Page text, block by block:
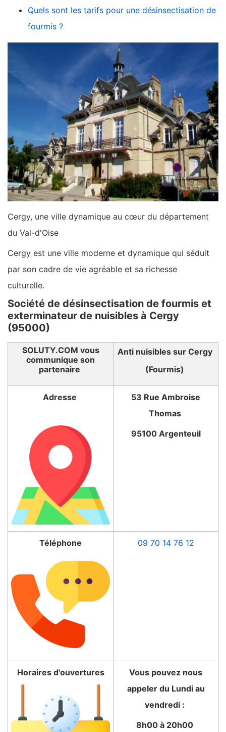
Quels sont les tarifs pour une désinsectisation de
fourmis ?
Cergy, une ville dynamique au cœur du département
du Val-d'Oise
Cergy est une ville moderne et dynamique qui séduit
par son cadre de vie agréable et sa richesse
culturelle.
Société de désinsectisation de fourmis et
exterminateur de nuisibles à Cergy
(95000)
SOLUTY.COM vous
communique son
partenaire
Anti nuisibles sur Cergy
(Fourmis)
Adresse
53 Rue Ambroise
Thomas
95100 Argenteuil
Téléphone 09 70 14 76 12
Horaires d'ouvertures
Vous pouvez nous
appeler du Lundi au
vendredi :
8h00 à 20h00